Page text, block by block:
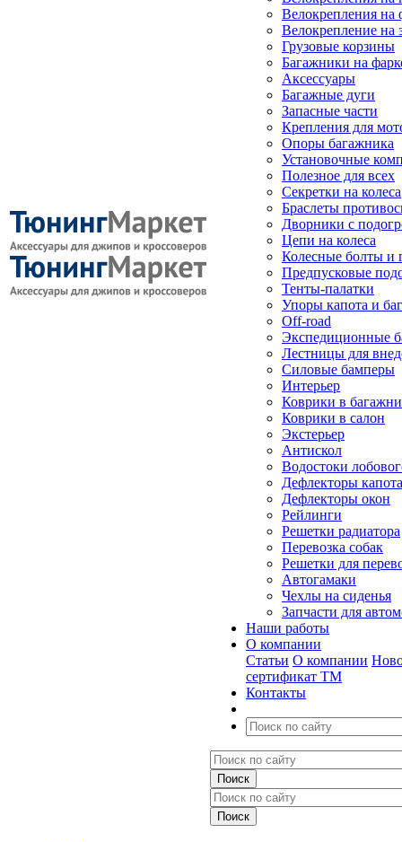
Велокрепления на
Велокрепление на
Грузовые корзины
Багажники на
Аксессуары
Багажные дуги
Запасные части
Крепления для
Опоры багажника
Установочные
Полезное для всех
Секретки на колеса
Браслеты
Дворники с
Цепи на колеса
Колесные болты и
Предпусковые
Тенты-палатки
Упоры капота и
Off-road
Экспедиционные
Лестницы для
Силовые бамперы
Интерьер
Коврики в
Коврики в салон
Экстерьер
Антискол
Водостоки
Дефлекторы капота
Дефлекторы окон
Рейлинги
Решетки радиатора
Перевозка собак
Решетки для
Автогамаки
Чехлы на сиденья
Запчасти для
Наши работы
О компании
Статьи О компании
сертификат ТМ
Контакты